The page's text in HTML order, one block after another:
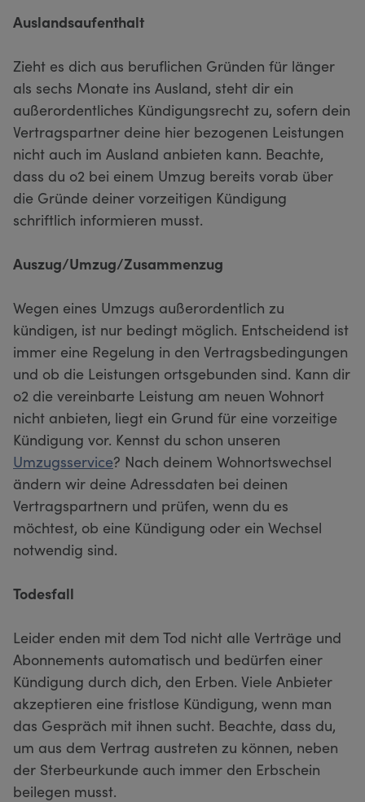
Auslandsaufenthalt
Zieht es dich aus beruflichen Gründen für länger
als sechs Monate ins Ausland, steht dir ein
außerordentliches Kündigungsrecht zu, sofern dein
Vertragspartner deine hier bezogenen Leistungen
nicht auch im Ausland anbieten kann. Beachte,
dass du o2 bei einem Umzug bereits vorab über
die Gründe deiner vorzeitigen Kündigung
schriftlich informieren musst.
Auszug/Umzug/Zusammenzug
Wegen eines Umzugs außerordentlich zu
kündigen, ist nur bedingt möglich. Entscheidend ist
immer eine Regelung in den Vertragsbedingungen
und ob die Leistungen ortsgebunden sind. Kann dir
o2 die vereinbarte Leistung am neuen Wohnort
nicht anbieten, liegt ein Grund für eine vorzeitige
Kündigung vor. Kennst du schon unseren
Umzugsservice? Nach deinem Wohnortswechsel
ändern wir deine Adressdaten bei deinen
Vertragspartnern und prüfen, wenn du es
möchtest, ob eine Kündigung oder ein Wechsel
notwendig sind.
Todesfall
Leider enden mit dem Tod nicht alle Verträge und
Abonnements automatisch und bedürfen einer
Kündigung durch dich, den Erben. Viele Anbieter
akzeptieren eine fristlose Kündigung, wenn man
das Gespräch mit ihnen sucht. Beachte, dass du,
um aus dem Vertrag austreten zu können, neben
der Sterbeurkunde auch immer den Erbschein
beilegen musst.